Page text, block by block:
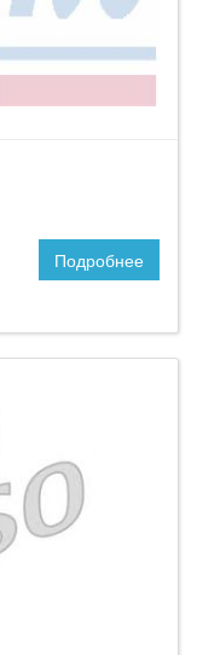
Подробнее